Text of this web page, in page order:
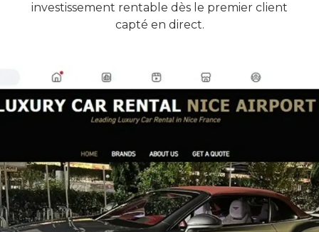
investissement rentable dès le premier client
capté en direct.